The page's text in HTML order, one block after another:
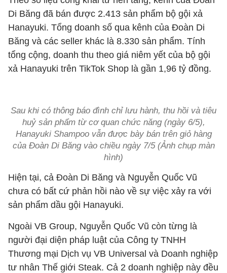
Di Băng đã bán được 2.413 sản phẩm bộ gội xả
Hanayuki. Tổng doanh số qua kênh của Đoàn Di
Băng và các seller khác là 8.330 sản phẩm. Tính
tổng cộng, doanh thu theo giá niêm yết của bộ gội
xả Hanayuki trên TikTok Shop là gần 1,96 tỷ đồng.
Sau khi có thông báo đình chỉ lưu hành, thu hồi và tiêu
huỷ sản phẩm từ cơ quan chức năng (ngày 6/5),
Hanayuki Shampoo vẫn được bày bán trên giỏ hàng
của Đoàn Di Băng vào chiều ngày 7/5 (Ảnh chụp màn
hình)
Hiện tại, cả Đoàn Di Băng và Nguyễn Quốc Vũ
chưa có bất cứ phản hồi nào về sự việc xảy ra với
sản phẩm dầu gội Hanayuki.
Ngoài VB Group, Nguyễn Quốc Vũ còn từng là
người đại diện pháp luật của Công ty TNHH
Thương mại Dịch vụ VB Universal và Doanh nghiệp
tư nhân Thế giới Steak. Cả 2 doanh nghiệp này đều